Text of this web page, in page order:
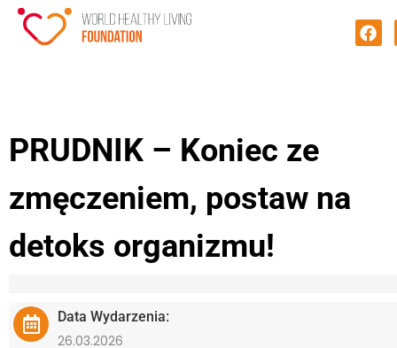
PRUDNIK – Koniec ze
zmęczeniem, postaw na
detoks organizmu!
Data Wydarzenia:
26.03.2026